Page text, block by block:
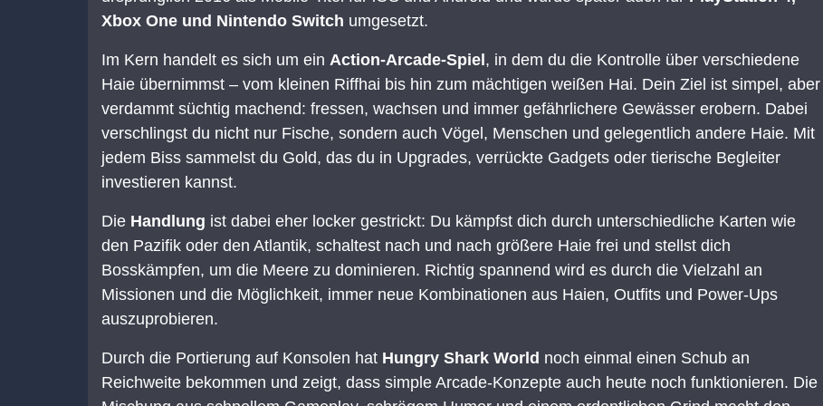
Xbox One und Nintendo Switch umgesetzt.
Im Kern handelt es sich um ein Action-Arcade-Spiel , in dem du die Kontrolle über verschiedene
Haie übernimmst – vom kleinen Riffhai bis hin zum mächtigen weißen Hai. Dein Ziel ist simpel, aber
verdammt süchtig machend: fressen, wachsen und immer gefährlichere Gewässer erobern. Dabei
verschlingst du nicht nur Fische, sondern auch Vögel, Menschen und gelegentlich andere Haie. Mit
jedem Biss sammelst du Gold, das du in Upgrades, verrückte Gadgets oder tierische Begleiter
investieren kannst.
Die Handlung ist dabei eher locker gestrickt: Du kämpfst dich durch unterschiedliche Karten wie
den Pazifik oder den Atlantik, schaltest nach und nach größere Haie frei und stellst dich
Bosskämpfen, um die Meere zu dominieren. Richtig spannend wird es durch die Vielzahl an
Missionen und die Möglichkeit, immer neue Kombinationen aus Haien, Outfits und Power-Ups
auszuprobieren.
Durch die Portierung auf Konsolen hat Hungry Shark World noch einmal einen Schub an
Reichweite bekommen und zeigt, dass simple Arcade-Konzepte auch heute noch funktionieren. Die